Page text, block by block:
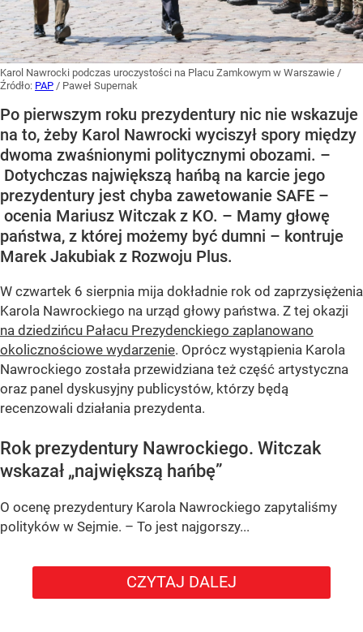
Karol Nawrocki podczas uroczystości na Placu Zamkowym w Warszawie /
Źródło: PAP / Paweł Supernak
Po pierwszym roku prezydentury nic nie wskazuje
na to, żeby Karol Nawrocki wyciszył spory między
dwoma zwaśnionymi politycznymi obozami. –
Dotychczas największą hańbą na karcie jego
prezydentury jest chyba zawetowanie SAFE –
ocenia Mariusz Witczak z KO. – Mamy głowę
państwa, z której możemy być dumni – kontruje
Marek Jakubiak z Rozwoju Plus.
W czwartek 6 sierpnia mija dokładnie rok od zaprzysiężenia
Karola Nawrockiego na urząd głowy państwa. Z tej okazji
na dziedzińcu Pałacu Prezydenckiego zaplanowano
okolicznościowe wydarzenie. Oprócz wystąpienia Karola
Nawrockiego została przewidziana też część artystyczna
oraz panel dyskusyjny publicystów, którzy będą
recenzowali działania prezydenta.
Rok prezydentury Nawrockiego. Witczak
wskazał „największą hańbę”
O ocenę prezydentury Karola Nawrockiego zapytaliśmy
polityków w Sejmie. – To jest najgorszy...
CZYTAJ DALEJ